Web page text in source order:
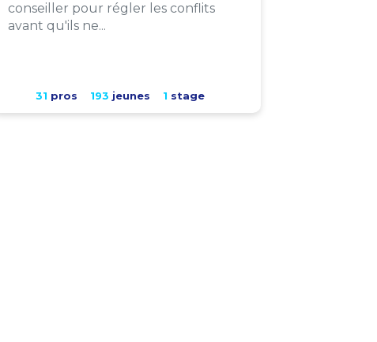
conseiller pour régler les conflits
avant qu'ils ne...
31 pros 193 jeunes 1 stage